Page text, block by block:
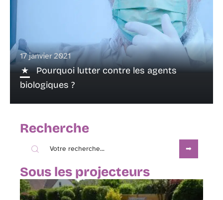
17 janvier 2021
Pourquoi lutter contre les agents
biologiques ?
Recherche
Sous les projecteurs